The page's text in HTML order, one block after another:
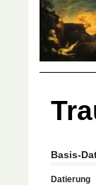
Basis-
Datierung